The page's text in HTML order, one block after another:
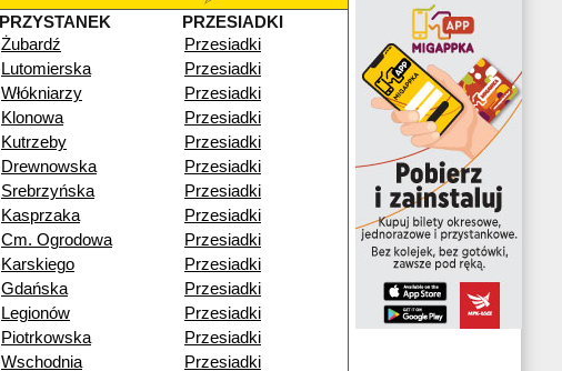
PRZYSTANEK
PRZESIADKI
Żubardź
Przesiadki
Lutomierska
Przesiadki
Włókniarzy
Przesiadki
Klonowa
Przesiadki
Kutrzeby
Przesiadki
Drewnowska
Przesiadki
Srebrzyńska
Przesiadki
Kasprzaka
Przesiadki
Cm. Ogrodowa
Przesiadki
Karskiego
Przesiadki
Gdańska
Przesiadki
Legionów
Przesiadki
Piotrkowska
Przesiadki
Wschodnia Przesiadki